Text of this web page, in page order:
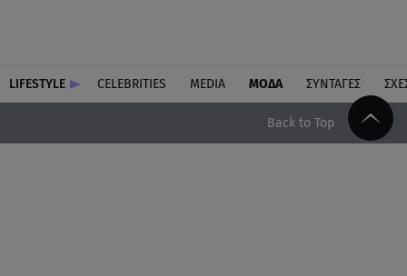
LIFESTYLE CELEBRITIES MEDIA ΜΟΔΑ ΣΥΝΤΑΓΕΣ
Back to Top